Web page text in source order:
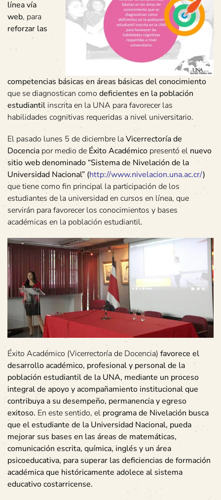
línea vía
web, para
reforzar las
competencias básicas en áreas básicas del conocimiento
que se diagnostican como deficientes en la población
estudiantil inscrita en la UNA para favorecer las
habilidades cognitivas requeridas a nivel universitario.
El pasado lunes 5 de diciembre laVicerrectoría de
Docencia por medio de Éxito Académico presentó el nuevo
sitio web denominado “Sistema de Nivelación de la
Universidad Nacional” (http://www.nivelacion.una.ac.cr/)
que tiene como fin principal la participación de los
estudiantes de la universidad en cursos en línea, que
servirán para favorecer los conocimientos y bases
académicas en la población estudiantil.
Éxito Académico (Vicerrectoría de Docencia) favorece el
desarrollo académico, profesional y personal de la
población estudiantil de la UNA, mediante un proceso
integral de apoyo y acompañamiento institucional que
contribuya a su desempeño, permanencia y egreso
exitoso. En este sentido, el programa de Nivelación busca
que el estudiante de la Universidad Nacional, pueda
mejorar sus bases en las áreas de matemáticas,
comunicación escrita, química, inglés y un área
psicoeducativa, para superar las deficiencias de formación
académica que históricamente adolece al sistema
educativo costarricense.